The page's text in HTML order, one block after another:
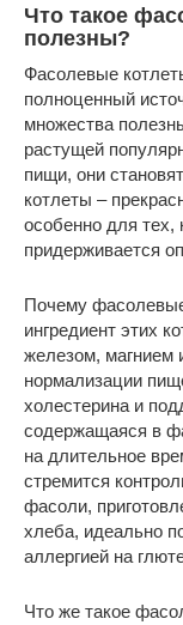
Что такое
полезны?
Фасолевые
полноценный
множества
растущей
пищи, они
котлеты –
особенно для тех,
придерживается
Почему
ингредиент этих
железом, магнием
нормализации
холестерина и
содержащаяся в
на длительное
стремится
фасоли,
хлеба, идеально
аллергией на
Что же такое